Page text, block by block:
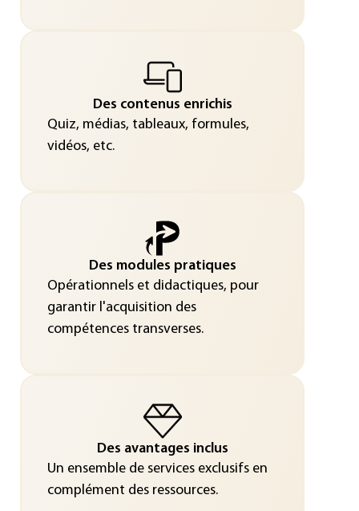
Des contenus enrichis
Quiz, médias, tableaux, formules,
vidéos, etc.
Des modules pratiques
Opérationnels et didactiques, pour
garantir l'acquisition des
compétences transverses.
Des avantages inclus
Un ensemble de services exclusifs en
complément des ressources.